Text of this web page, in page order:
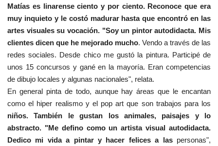
Matías es linarense ciento y por ciento. Reconoce que era
muy inquieto y le costó madurar hasta que encontró en las
artes visuales su vocación. "Soy un pintor autodidacta. Mis
clientes dicen que he mejorado mucho. Vendo a través de las
redes sociales. Desde chico me gustó la pintura. Participé de
unos 15 concursos y gané en la mayoría. Eran competencias
de dibujo locales y algunas nacionales", relata.
En general pinta de todo, aunque hay áreas que le encantan
como el hiper realismo y el pop art que son trabajos para los
niños. También le gustan los animales, paisajes y lo
abstracto. "Me defino como un artista visual autodidacta.
Dedico mi vida a pintar y hacer felices a laspersonas",